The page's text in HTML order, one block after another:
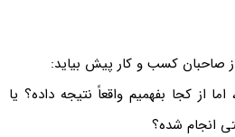
صاحبان کسب و کار پیش بیاید:
از کجا بفهمیم واقعاً نتیجه داده؟ یا
انجام شده؟